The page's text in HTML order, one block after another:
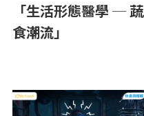
「生活形態醫學 ─ 蔬
食潮流」